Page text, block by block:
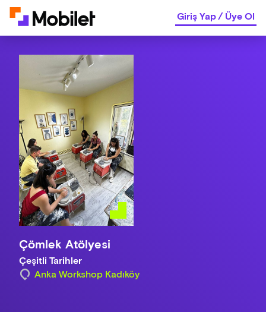
Giriş Yap/Üye Ol
Çömlek Atölyesi
Çeşitli Tarihler
Anka Workshop Kadıköy